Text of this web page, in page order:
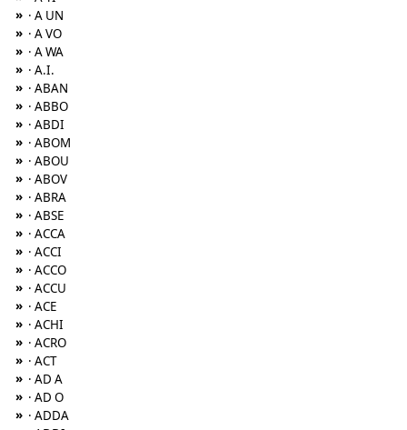
» · A UN
» · A VO
» · A WA
» · A.I.
» · ABAN
» · ABBO
» · ABDI
» · ABOM
» · ABOU
» · ABOV
» · ABRA
» · ABSE
» · ACCA
» · ACCI
» · ACCO
» · ACCU
» · ACE
» · ACHI
» · ACRO
» · ACT
» · AD A
» · AD O
» · ADDA